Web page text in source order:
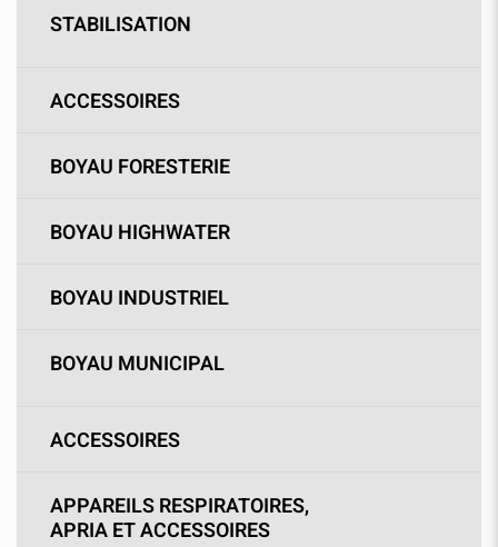
STABILISATION
ACCESSOIRES
BOYAU FORESTERIE
BOYAU HIGHWATER
BOYAU INDUSTRIEL
BOYAU MUNICIPAL
ACCESSOIRES
APPAREILS RESPIRATOIRES,
APRIA ET ACCESSOIRES